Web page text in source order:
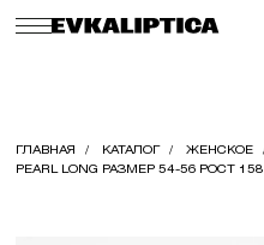
ГЛАВНАЯ КАТАЛОГ ЖЕНСКОЕ
PEARL LONG РАЗМЕР 54-56 РОСТ 158